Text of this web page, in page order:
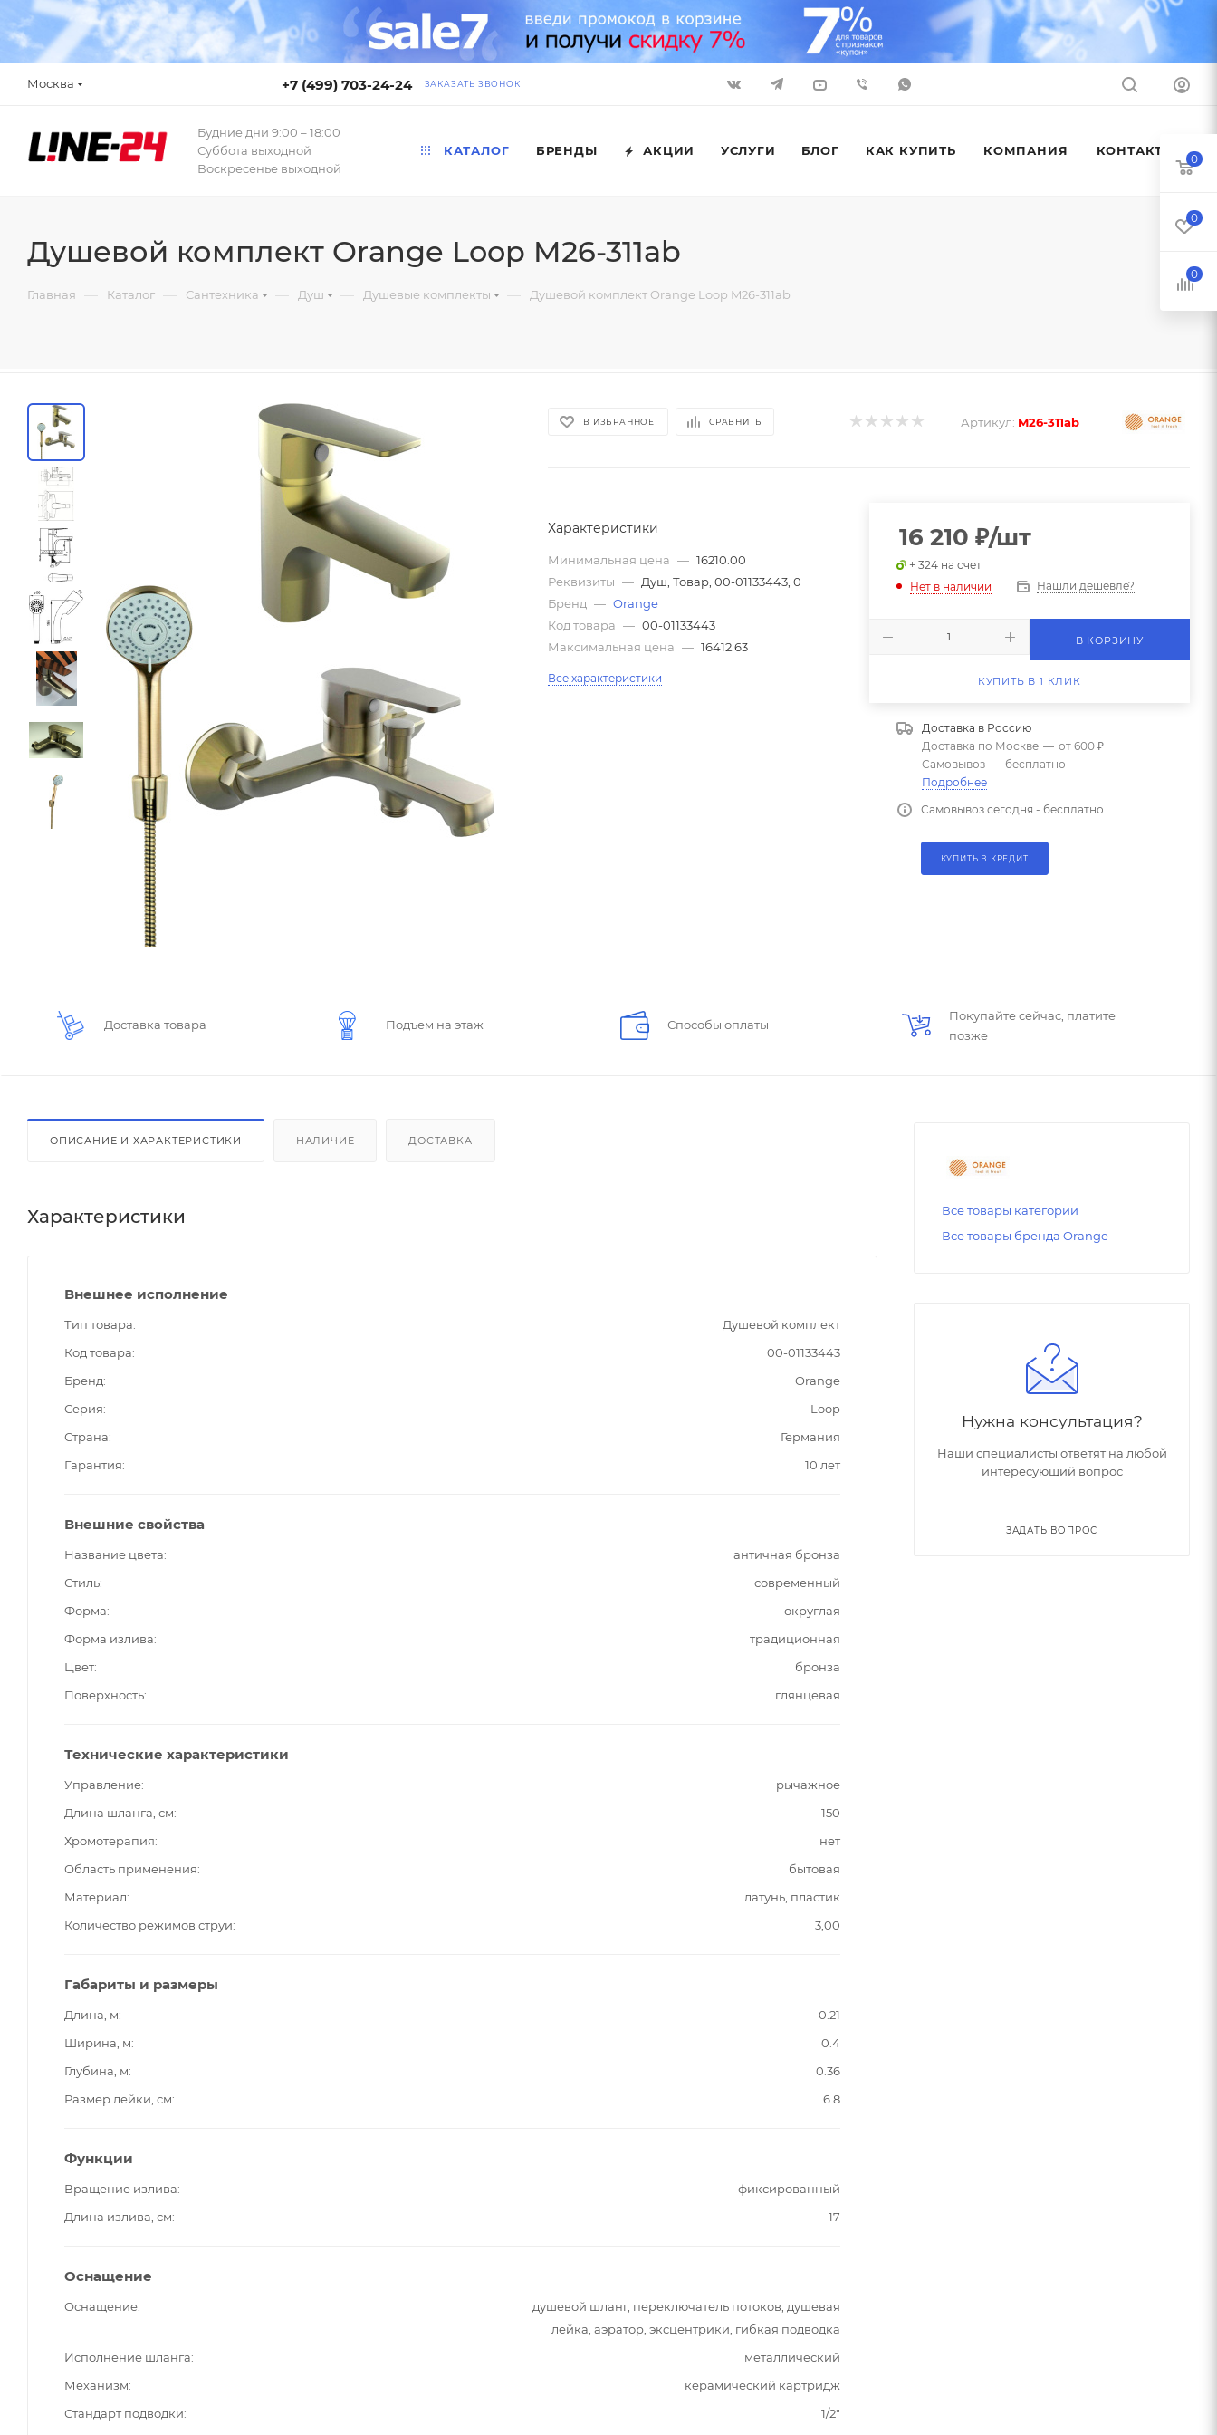
Москва +7 (499) 703-24-24 ЗАКАЗАТЬ ЗВОНОК
Будние дни 9:00 – 18:00
Суббота выходной
Воскресенье выходной
КАТАЛОГ БРЕНДЫ АКЦИИ УСЛУГИ БЛОГ КАК КУПИТЬ КОМПАНИЯ КОНТАКТЫ
Душевой комплект Orange Loop M26-311ab
Главная — Каталог — Сантехника — Душ — Душевые комплекты — Душевой комплект Orange Loop M26-311ab
В ИЗБРАННОЕ СРАВНИТЬ Артикул: M26-311ab
Характеристики
Минимальная цена — 16210.00
Реквизиты — Душ, Товар, 00-01133443, 0
Бренд — Orange
Код товара — 00-01133443
Максимальная цена — 16412.63
Все характеристики
16 210 ₽/шт
+ 324 на счет
Нет в наличии
Нашли дешевле?
В КОРЗИНУ
КУПИТЬ В 1 КЛИК
Доставка в Россию
Доставка по Москве — от 600 ₽
Самовывоз — бесплатно
Подробнее
Самовывоз сегодня - бесплатно
КУПИТЬ В КРЕДИТ
Доставка товара Подъем на этаж Способы оплаты
Покупайте сейчас, платите
позже
ОПИСАНИЕ И ХАРАКТЕРИСТИКИ НАЛИЧИЕ ДОСТАВКА
Характеристики
Внешнее исполнение
Тип товара
Душевой комплект
Код товара
00-01133443
Бренд
Orange
Серия
Loop
Страна
Германия
Гарантия
10 лет
Внешние свойства
Название цвета
античная бронза
Стиль
современный
Форма
округлая
Форма излива
традиционная
Цвет
бронза
Поверхность
глянцевая
Технические характеристики
Управление
рычажное
Длина шланга, см
150
Хромотерапия
нет
Область применения
бытовая
Материал
латунь, пластик
Количество режимов струи
3,00
Габариты и размеры
Длина, м
0.21
Ширина, м
0.4
Глубина, м
0.36
Размер лейки, см
6.8
Функции
Вращение излива
фиксированный
Длина излива, см
17
Оснащение
Оснащение
душевой шланг, переключатель потоков, душевая
лейка, аэратор, эксцентрики, гибкая подводка
Исполнение шланга
металлический
Механизм
керамический картридж
Стандарт подводки
1/2"
Все товары категории
Все товары бренда Orange
Нужна консультация?
Наши специалисты ответят на любой
интересующий вопрос
ЗАДАТЬ ВОПРОС
0
0
0